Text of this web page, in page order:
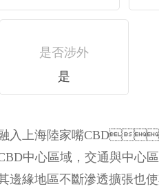
是否涉外
是
融入上海陸家嘴CBD，
中心區域，交通與中
緣地區不斷滲透擴張也使其